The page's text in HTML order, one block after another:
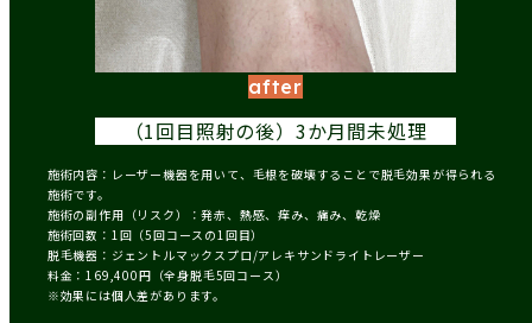
after
（1回目照射の後） 3か月間未処理
施術内容：レーザー機器を用いて、毛根を破壊することで脱毛効果が得られる
施術です。
施術の副作用（リスク）：発赤、熱感、痒み、痛み、乾燥
施術回数：1回（5回コースの1回目）
脱毛機器：ジェントルマックスプロ/アレキサンドライトレーザー
料金：169,400円（全身脱毛5回コース）
※効果には個人差があります。